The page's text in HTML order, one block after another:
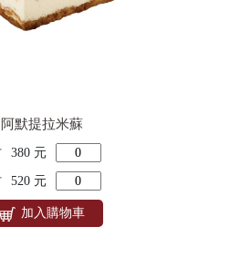
阿默提拉米蘇
380 元
520 元
加入購物車